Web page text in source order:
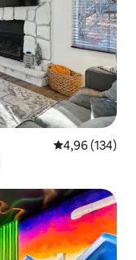
4,96 ud af 5 i
4,96 (134)